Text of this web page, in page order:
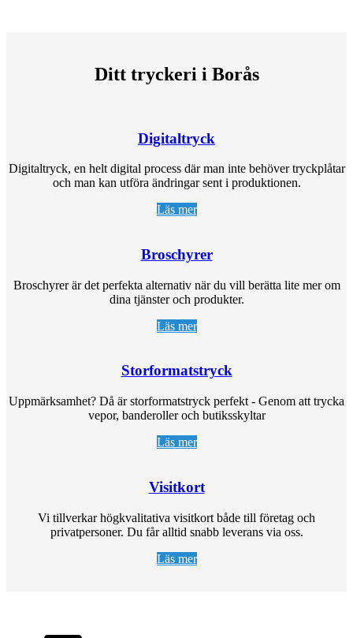
Ditt tryckeri i Borås
Digitaltryck
Digitaltryck, en helt digital process där man inte behöver tryckplåtar
och man kan utföra ändringar sent i produktionen.
Läs mer
Broschyrer
Broschyrer är det perfekta alternativ när du vill berätta lite mer om
dina tjänster och produkter.
Läs mer
Storformatstryck
Uppmärksamhet? Då är storformatstryck perfekt - Genom att trycka
vepor, banderoller och butiksskyltar
Läs mer
Visitkort
Vi tillverkar högkvalitativa visitkort både till företag och
privatpersoner. Du får alltid snabb leverans via oss.
Läs mer